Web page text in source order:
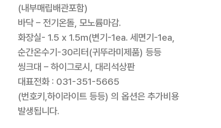
(내부매립배관포함)
바닥 – 전기온돌, 모노륨마감.
화장실- 1.5 x 1.5m(변기-1ea. 세면기-1ea,
순간온수기-30리터(귀뚜라미제품) 등등
씽크대 – 하이그로시, 대리석상판
대표전화 : 031-351-5665
(번호키,하이라이트 등등) 의 옵션은 추가비용
발생됩니다.